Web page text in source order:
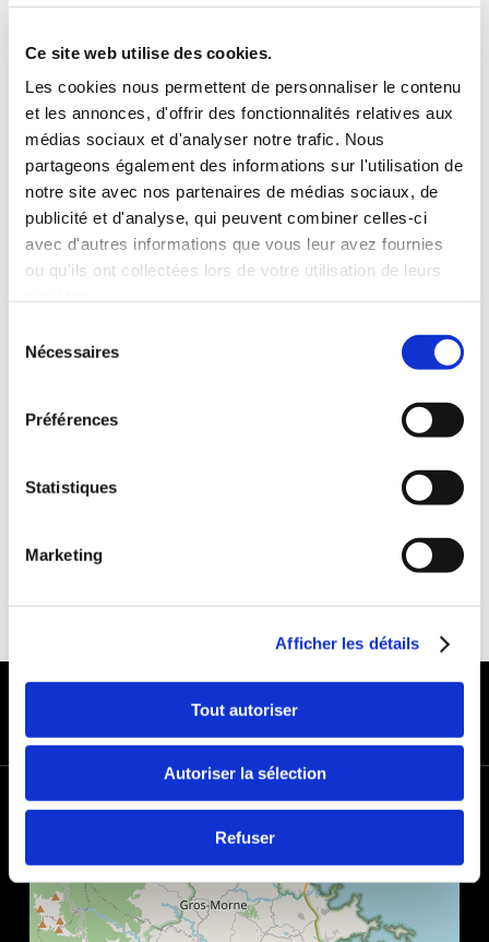
Ce site web utilise des cookies.
Les cookies nous permettent de personnaliser le contenu
et les annonces, d'offrir des fonctionnalités relatives aux
médias sociaux et d'analyser notre trafic. Nous
partageons également des informations sur l'utilisation de
notre site avec nos partenaires de médias sociaux, de
publicité et d'analyse, qui peuvent combiner celles-ci
avec d'autres informations que vous leur avez fournies
ou qu'ils ont collectées lors de votre utilisation de leurs
Nécessaires
Préférences
Statistiques
Marketing
Afficher les détails
Tout autoriser
Autoriser la sélection
Refuser
INCLUS À LA LOCATION
Killométrage illimité
Assurance tous risques (hors franchise)
Carburant : plein à rendre plein
CONDITIONS DE LOCATION
Age minimum :20 ans
ASSURANCE
Franchise :1500 €
MODES DE PAIEMENT
+